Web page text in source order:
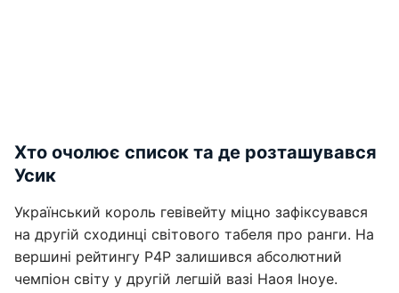
Хто очолює список та де розташувався
Усик
Український король гевівейту міцно зафіксувався
на другій сходинці світового табеля про ранги. На
вершині рейтингу P4P залишився абсолютний
чемпіон світу у другій легшій вазі Наоя Іноуе.